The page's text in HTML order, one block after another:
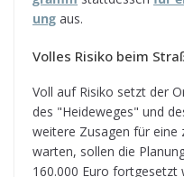
ung aus.
Vol­les Risiko beim
Voll auf Risiko setzt der
des "Hei­de­we­ges" und
wei­tere Zusa­gen für eine
war­ten, sol­len die
160.000 Euro fort­ge­setzt